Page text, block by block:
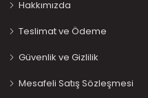
Hakkımızda
Teslimat ve Ödeme
Güvenlik ve Gizlilik
Mesafeli Satış Sözleşmesi